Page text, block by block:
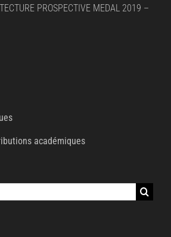
PROSPECTIVE MEDAL 2019 –
académiques